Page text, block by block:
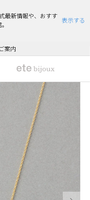
最新情報や、おすす
表示する
付与のご案内
状況について
案内
>>
ださい
付与のご案内
状況について